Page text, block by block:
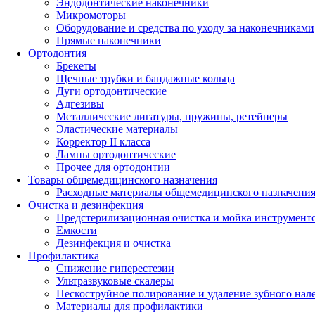
Микромоторы
Оборудование и средства по уходу за наконечниками
Прямые наконечники
Ортодонтия
Брекеты
Щечные трубки и бандажные кольца
Дуги ортодонтические
Адгезивы
Металлические лигатуры, пружины, ретейнеры
Эластические материалы
Корректор II класса
Лампы ортодонтические
Прочее для ортодонтии
Товары общемедицинского назначения
Расходные материалы общемедицинского назначения
Очистка и дезинфекция
Предстерилизационная очистка и мойка
Емкости
Дезинфекция и очистка
Профилактика
Снижение гиперестезии
Ультразвуковые скалеры
Пескоструйное полирование и удаление зубного
Материалы для профилактики